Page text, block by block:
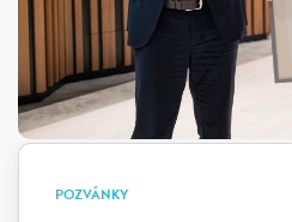
POZVÁNKY